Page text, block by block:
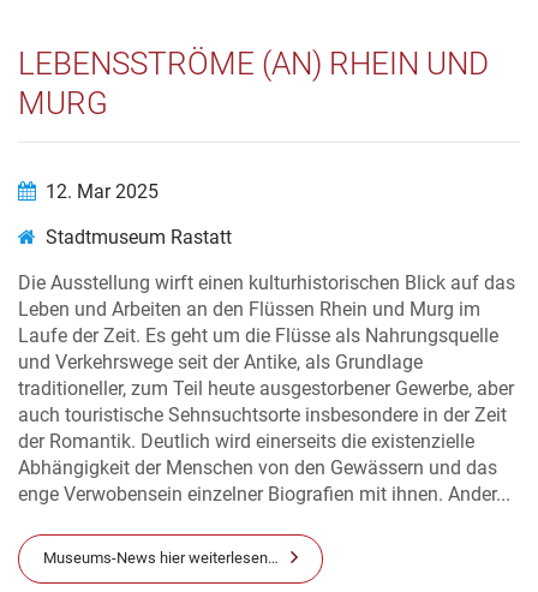
LEBENSSTRÖME (AN) RHEIN UND
MURG
12. Mar 2025
Stadtmuseum Rastatt
Die Ausstellung wirft einen kulturhistorischen Blick auf das
Leben und Arbeiten an den Flüssen Rhein und Murg im
Laufe der Zeit. Es geht um die Flüsse als Nahrungsquelle
und Verkehrswege seit der Antike, als Grundlage
traditioneller, zum Teil heute ausgestorbener Gewerbe, aber
auch touristische Sehnsuchtsorte insbesondere in der Zeit
der Romantik. Deutlich wird einerseits die existenzielle
Abhängigkeit der Menschen von den Gewässern und das
enge Verwobensein einzelner Biografien mit ihnen. Ander...
Museums-News hier weiterlesen…